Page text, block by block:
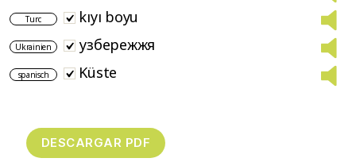
Turc kıyı boyu
Ukrainien узбережжя
spanisch Küste